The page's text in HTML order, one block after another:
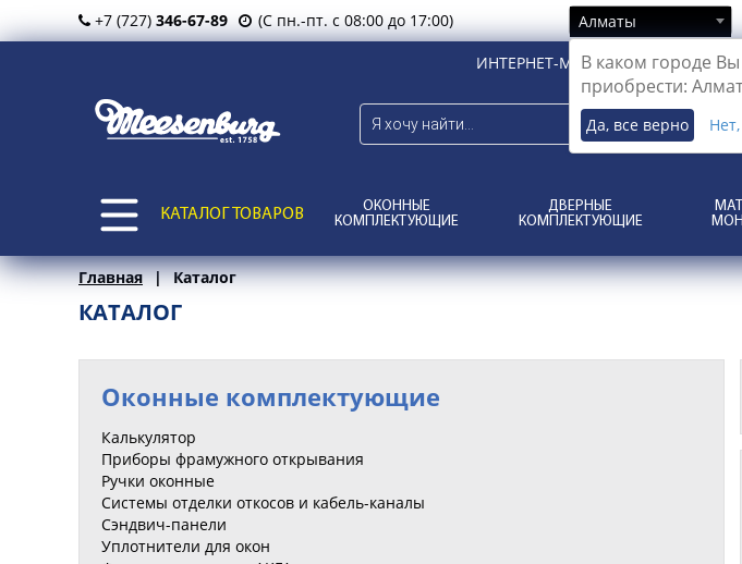
+7 (727) 346-67-89 (С пн.-пт. с 08:00 до 17:00) Алматы
В каком городе Вы
приобрести:
Да, все верно
ИНТЕРНЕТ-МАГАЗИН ДЛЯ
КАТАЛОГ ТОВАРОВ
ОКОННЫЕ
КОМПЛЕКТУЮЩИЕ
ДВЕРНЫЕ
КОМПЛЕКТУЮЩИЕ
Главная Каталог
КАТАЛОГ
Оконные комплектующие
Калькулятор
Приборы фрамужного открывания
Ручки оконные
Системы отделки откосов и кабель-каналы
Сэндвич-панели
Уплотнители для окон